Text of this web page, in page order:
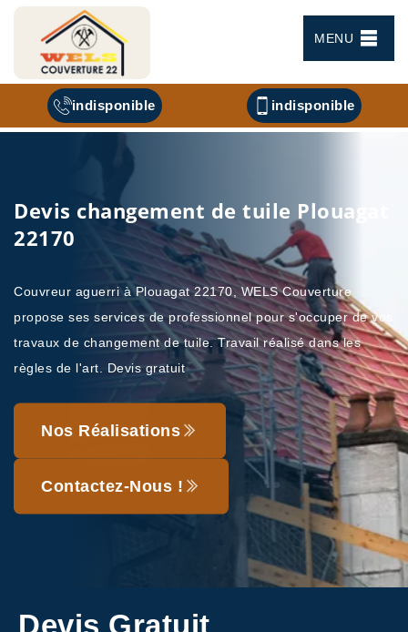
MENU
indisponible indisponible
Devis changement de tuile Plouagat
22170
Couvreur aguerri à Plouagat 22170, WELS Couverture
propose ses services de professionnel pour s'occuper de vos
travaux de changement de tuile. Travail réalisé dans les
règles de l'art. Devis gratuit
Nos Réalisations
Contactez-Nous !
Devis Gratuit